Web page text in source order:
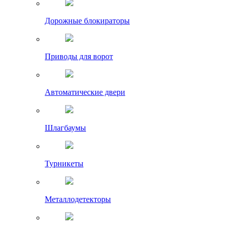
Дорожные блокираторы
Приводы для ворот
Автоматические двери
Шлагбаумы
Турникеты
Металлодетекторы